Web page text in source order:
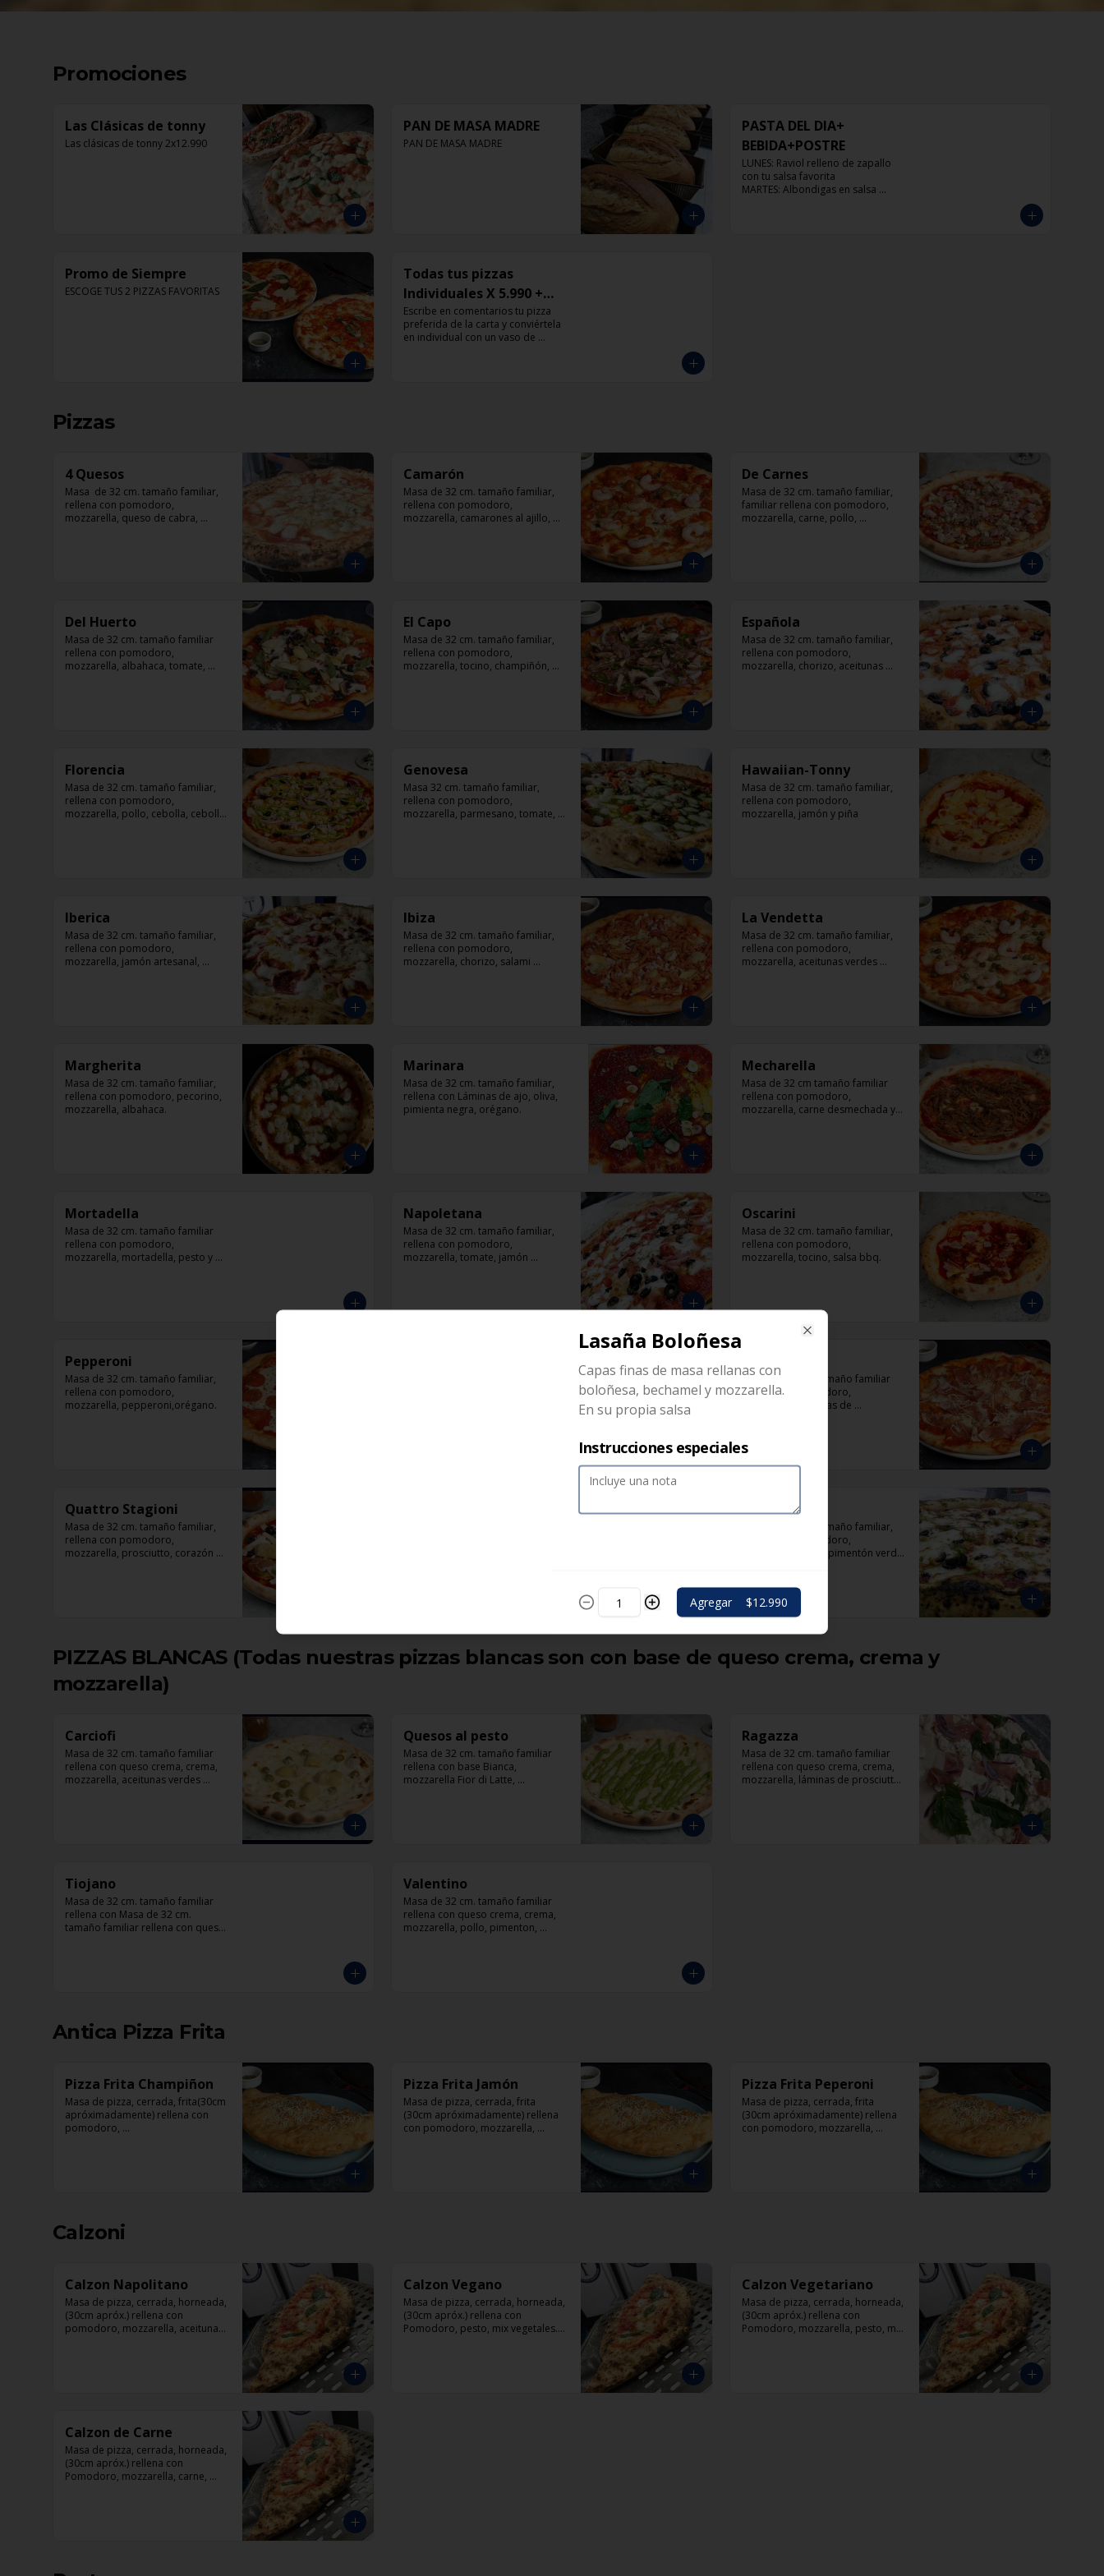
Promociones
Las Clásicas de tonny
Las clásicas de tonny 2x12.990
PAN DE MASA MADRE
PAN DE MASA MADRE
PASTA DEL DIA+
BEBIDA+POSTRE
LUNES: Raviol relleno de zapallo
con tu salsa favorita
MARTES: Albondigas en salsa
Promo de Siempre
ESCOGE TUS 2 PIZZAS FAVORITAS
Todas tus pizzas
Individuales X 5.990 +
Vaso de Bebida Grande
Escribe en comentarios tu pizza
preferida de la carta y conviértela
en individual con un vaso de
Pizzas
4 Quesos
Masa  de 32 cm. tamaño familiar,
rellena con pomodoro,
mozzarella, queso de cabra,
Camarón
Masa de 32 cm. tamaño familiar,
rellena con pomodoro,
mozzarella, camarones al ajillo,
De Carnes
Masa de 32 cm. tamaño familiar,
familiar rellena con pomodoro,
mozzarella, carne, pollo,
Del Huerto
Masa de 32 cm. tamaño familiar
rellena con pomodoro,
mozzarella, albahaca, tomate,
El Capo
Masa de 32 cm. tamaño familiar,
rellena con pomodoro,
mozzarella, tocino, champiñón,
Española
Masa de 32 cm. tamaño familiar,
rellena con pomodoro,
mozzarella, chorizo, aceitunas
Florencia
Masa de 32 cm. tamaño familiar,
rellena con pomodoro,
mozzarella, pollo, cebolla, cebolla,
Genovesa
Masa 32 cm. tamaño familiar,
rellena con pomodoro,
mozzarella, parmesano, tomate,
Hawaiian-Tonny
Masa de 32 cm. tamaño familiar,
rellena con pomodoro,
mozzarella, jamón y piña
Iberica
Masa de 32 cm. tamaño familiar,
rellena con pomodoro,
mozzarella, jamón artesanal,
Ibiza
Masa de 32 cm. tamaño familiar,
rellena con pomodoro,
mozzarella, chorizo, salami
La Vendetta
Masa de 32 cm. tamaño familiar,
rellena con pomodoro,
mozzarella, aceitunas verdes
Margherita
Masa de 32 cm. tamaño familiar,
rellena con pomodoro, pecorino,
mozzarella, albahaca.
Marinara
Masa de 32 cm. tamaño familiar,
rellena con Láminas de ajo, oliva,
pimienta negra, orégano.
Mecharella
Masa de 32 cm tamaño familiar
rellena con pomodoro,
mozzarella, carne desmechada y
Mortadella
Masa de 32 cm. tamaño familiar
rellena con pomodoro,
mozzarella, mortadella, pesto y
Napoletana
Masa de 32 cm. tamaño familiar,
rellena con pomodoro,
mozzarella, tomate, jamón
Oscarini
Masa de 32 cm. tamaño familiar,
rellena con pomodoro,
mozzarella, tocino, salsa bbq.
Pepperoni
Masa de 32 cm. tamaño familiar,
rellena con pomodoro,
mozzarella, pepperoni,orégano.
Masa de 32 cm. tamaño familiar
rellena con pomodoro,
parmesano, láminas de
Quattro Stagioni
Masa de 32 cm. tamaño familiar,
rellena con pomodoro,
mozzarella, prosciutto, corazón
Suprema
Masa de 32 cm. tamaño familiar,
rellena con pomodoro,
mozzarella, pollo, pimentón verde
PIZZAS BLANCAS (Todas nuestras pizzas blancas son con base de queso crema, crema y
mozzarella)
Carciofi
Masa de 32 cm. tamaño familiar
rellena con queso crema, crema,
mozzarella, aceitunas verdes
Quesos al pesto
Masa de 32 cm. tamaño familiar
rellena con base Bianca,
mozzarella Fior di Latte,
Ragazza
Masa de 32 cm. tamaño familiar
rellena con queso crema, crema,
mozzarella, láminas de prosciutto,
Tiojano
Masa de 32 cm. tamaño familiar
rellena con Masa de 32 cm.
tamaño familiar rellena con queso
Valentino
Masa de 32 cm. tamaño familiar
rellena con queso crema, crema,
mozzarella, pollo, pimenton,
Antica Pizza Frita
Pizza Frita Champiñon
Masa de pizza, cerrada, frita(30cm
apróximadamente) rellena con
pomodoro,
Pizza Frita Jamón
Masa de pizza, cerrada, frita
(30cm apróximadamente) rellena
con pomodoro, mozzarella,
Pizza Frita Peperoni
Masa de pizza, cerrada, frita
(30cm apróximadamente) rellena
con pomodoro, mozzarella,
Calzoni
Calzon Napolitano
Masa de pizza, cerrada, horneada,
(30cm apróx.) rellena con
pomodoro, mozzarella, aceitunas
Calzon Vegano
Masa de pizza, cerrada, horneada,
(30cm apróx.) rellena con
Pomodoro, pesto, mix vegetales.
Calzon Vegetariano
Masa de pizza, cerrada, horneada,
(30cm apróx.) rellena con
Pomodoro, mozzarella, pesto, mix
Calzon de Carne
Masa de pizza, cerrada, horneada,
(30cm apróx.) rellena con
Pomodoro, mozzarella, carne,
Lasaña Boloñesa
Capas finas de masa rellanas con
boloñesa, bechamel y mozzarella.
En su propia salsa
Instrucciones especiales
Agregar $12.990